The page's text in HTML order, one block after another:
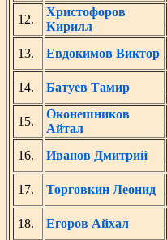
12.
Христофоров
Кирилл
13. Евдокимов Виктор
14. Батуев Тамир
15.
Оконешников
Айтал
16. Иванов Дмитрий
17. Торговкин Леонид
18. Егоров Айхал